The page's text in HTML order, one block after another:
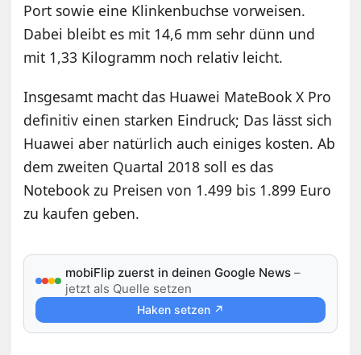
Port sowie eine Klinkenbuchse vorweisen.
Dabei bleibt es mit 14,6 mm sehr dünn und
mit 1,33 Kilogramm noch relativ leicht.
Insgesamt macht das Huawei MateBook X Pro
definitiv einen starken Eindruck; Das lässt sich
Huawei aber natürlich auch einiges kosten. Ab
dem zweiten Quartal 2018 soll es das
Notebook zu Preisen von 1.499 bis 1.899 Euro
zu kaufen geben.
mobiFlip zuerst in deinen Google News –
jetzt als Quelle setzen
Haken setzen ↗